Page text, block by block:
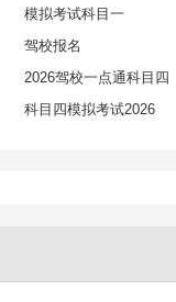
模拟考试科目一
驾校报名
2026驾校一点通科目四
科目四模拟考试2026